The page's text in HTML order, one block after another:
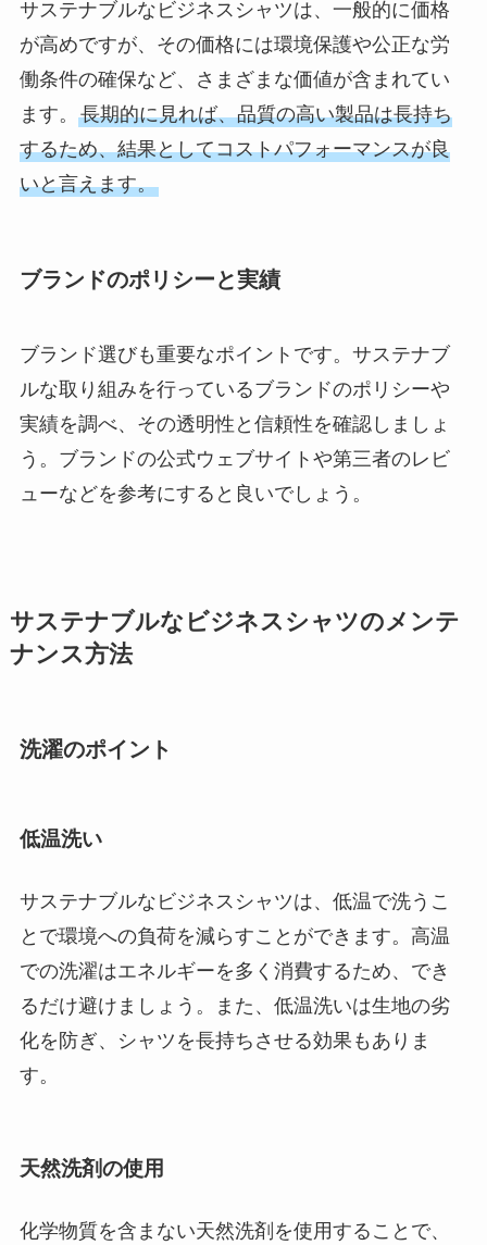
サステナブルなビジネスシャツは、一般的に価格
が高めですが、その価格には環境保護や公正な労
働条件の確保など、さまざまな価値が含まれてい
ます。 長期的に見れば、品質の高い製品は長持ち
するため、結果としてコストパフォーマンスが良
いと言えます。
ブランドのポリシーと実績
ブランド選びも重要なポイントです。サステナブ
ルな取り組みを行っているブランドのポリシーや
実績を調べ、その透明性と信頼性を確認しましょ
う。ブランドの公式ウェブサイトや第三者のレビ
ューなどを参考にすると良いでしょう。
サステナブルなビジネスシャツのメンテ
ナンス方法
洗濯のポイント
低温洗い
サステナブルなビジネスシャツは、低温で洗うこ
とで環境への負荷を減らすことができます。高温
での洗濯はエネルギーを多く消費するため、でき
るだけ避けましょう。また、低温洗いは生地の劣
化を防ぎ、シャツを長持ちさせる効果もありま
す。
天然洗剤の使用
化学物質を含まない天然洗剤を使用することで、